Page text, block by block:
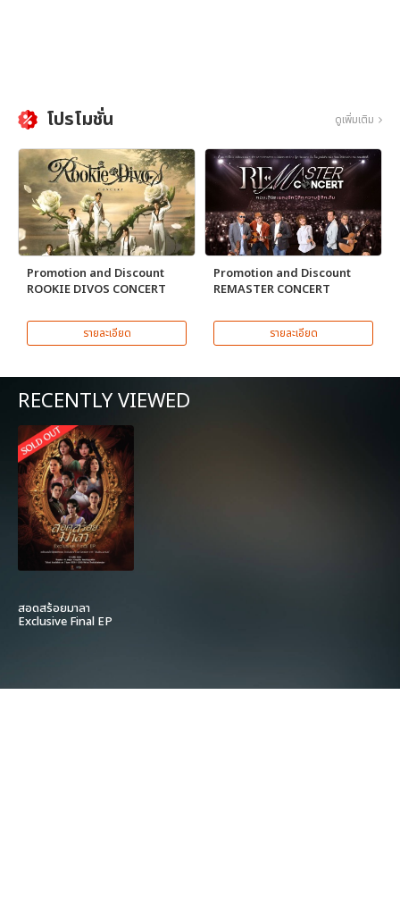
โปรโมชั่น ดูเพิ่มเติม
Promotion and Discount
ROOKIE DIVOS CONCERT
รายละเอียด
Promotion and Discount
REMASTER CONCERT
รายละเอียด
RECENTLY VIEWED
สอดสร้อยมาลา
Exclusive Final EP